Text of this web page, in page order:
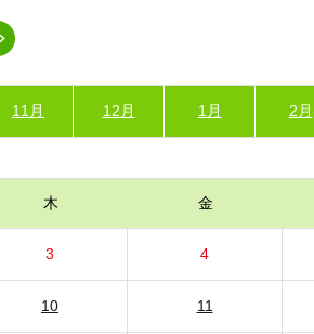
11月 12月 1月 2月
木 金
3 4
10 11